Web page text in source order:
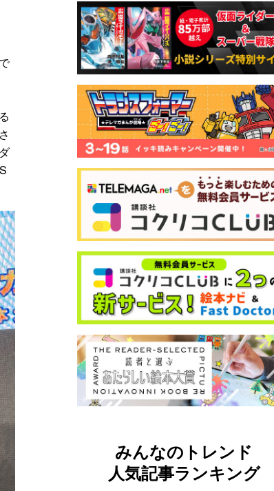
みんなのトレンド
人気記事ランキング